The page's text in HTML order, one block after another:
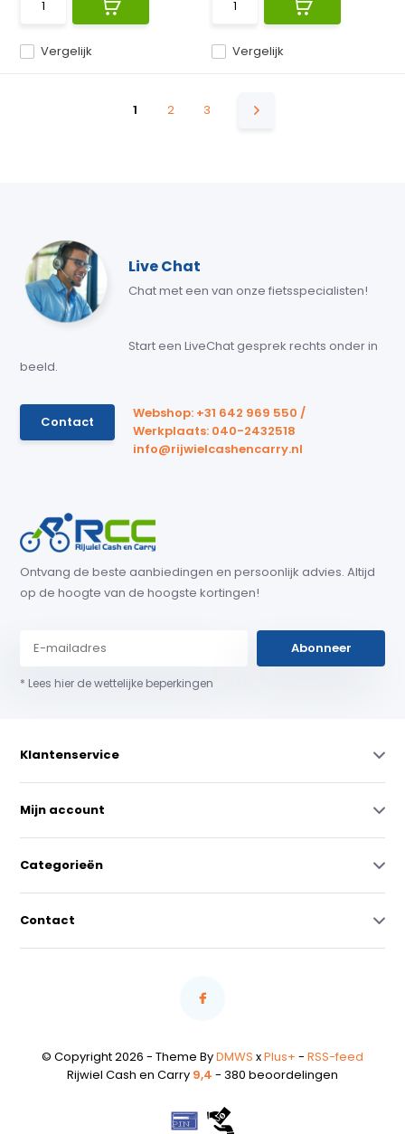
Vergelijk Vergelijk
1 2 3
Live Chat
Chat met een van onze fietsspecialisten!
Start een LiveChat gesprek rechts onder in
beeld.
Contact
Webshop: +31 642 969 550 /
Werkplaats: 040-2432518
info@rijwielcashencarry.nl
Ontvang de beste aanbiedingen en persoonlijk advies. Altijd
op de hoogte van de hoogste kortingen!
Abonneer
* Lees hier de wettelijke beperkingen
Klantenservice
Mijn account
Categorieën
Contact
© Copyright 2026 - Theme ByDMWS xPlus+ - RSS-feed
Rijwiel Cash en Carry 9,4 - 380 beoordelingen